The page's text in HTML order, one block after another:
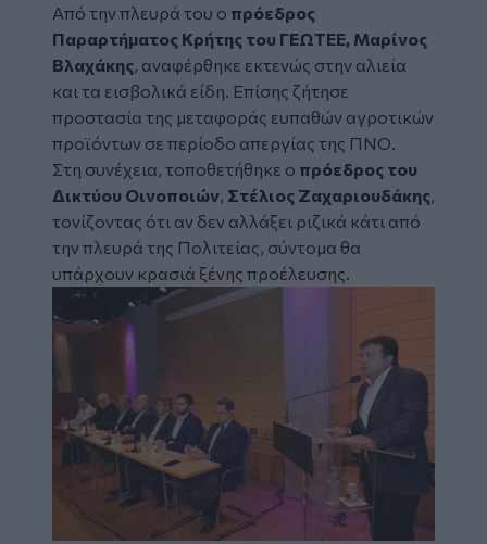
Από την πλευρά του ο πρόεδρος
Παραρτήματος Κρήτης του ΓΕΩΤΕΕ, Μαρίνος
Βλαχάκης , αναφέρθηκε εκτενώς στην αλιεία
και τα εισβολικά είδη. Επίσης ζήτησε
προστασία της μεταφοράς ευπαθών αγροτικών
προϊόντων σε περίοδο απεργίας της ΠΝΟ.
Στη συνέχεια, τοποθετήθηκε ο πρόεδρος του
Δικτύου Οινοποιών Στέλιος Ζαχαριουδάκης
τονίζοντας ότι αν δεν αλλάξει ριζικά κάτι από
την πλευρά της Πολιτείας, σύντομα θα
υπάρχουν κρασιά ξένης προέλευσης.
Image